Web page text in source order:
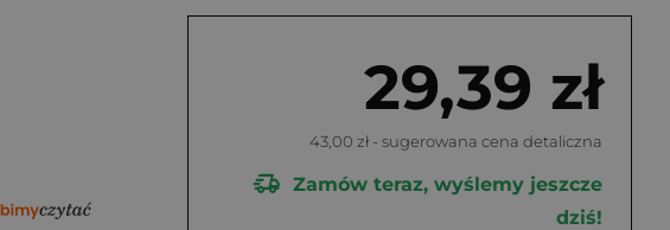
29,39 zł
43,00 zł - sugerowana cena detaliczna
Zamów teraz, wyślemy jeszcze
dziś!